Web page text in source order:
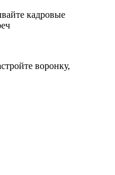
кадровые
воронку,